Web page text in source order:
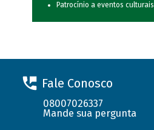
Patrocínio a eventos culturais
Fale Conosco
08007026337
Mande sua pergunta